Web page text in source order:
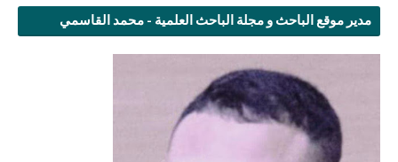
مدير موقع الباحث و مجلة الباحث العلمية - محمد القاسمي